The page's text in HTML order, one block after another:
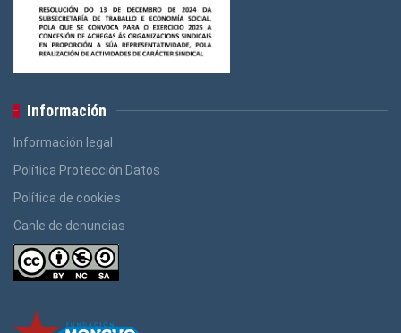
Información
Información legal
Política Protección Datos
Política de cookies
Canle de denuncias